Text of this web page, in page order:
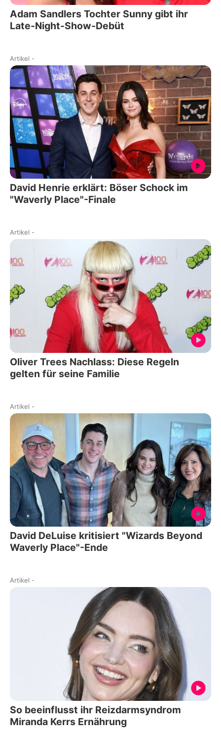
Adam Sandlers Tochter Sunny gibt ihr
Late-Night-Show-Debüt
Artikel -
David Henrie erklärt: Böser Schock im
"Waverly Place"-Finale
Artikel -
Oliver Trees Nachlass: Diese Regeln
gelten für seine Familie
Artikel -
David DeLuise kritisiert "Wizards Beyond
Waverly Place"-Ende
Artikel -
So beeinflusst ihr Reizdarmsyndrom
Miranda Kerrs Ernährung